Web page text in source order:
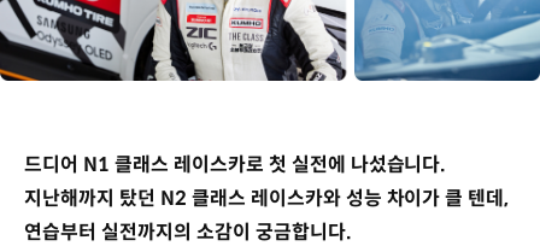
드디어 N1 클래스 레이스카로 첫 실전에 나섰습니다.
지난해까지 탔던 N2 클래스 레이스카와 성능 차이가 클 텐데,
연습부터 실전까지의 소감이 궁금합니다.